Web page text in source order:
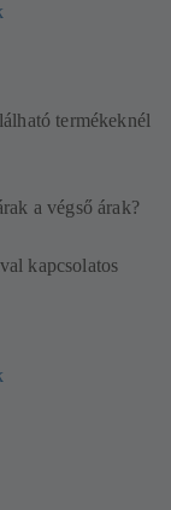
termékeknél
a végső árak?
kapcsolatos